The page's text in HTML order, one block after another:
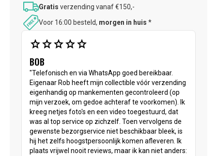
Gratis verzending vanaf €150,-
Voor 16:00 besteld, morgen in huis *
starstarstarstarstar
BOB
"Telefonisch en via WhatsApp goed bereikbaar.
Eigenaar Rob heeft mijn collectible vóór verzending
eigenhandig op mankementen gecontroleerd (op
mijn verzoek, om gedoe achteraf te voorkomen). Ik
kreeg netjes foto's en een video toegestuurd, dat
was al top service op zichzelf. Toen vervolgens de
gewenste bezorgservice niet beschikbaar bleek, is
hij het zelfs hoogstpersoonlijk komen afleveren. Ik
plaats vrijwel nooit reviews, maar ik kan niet anders: